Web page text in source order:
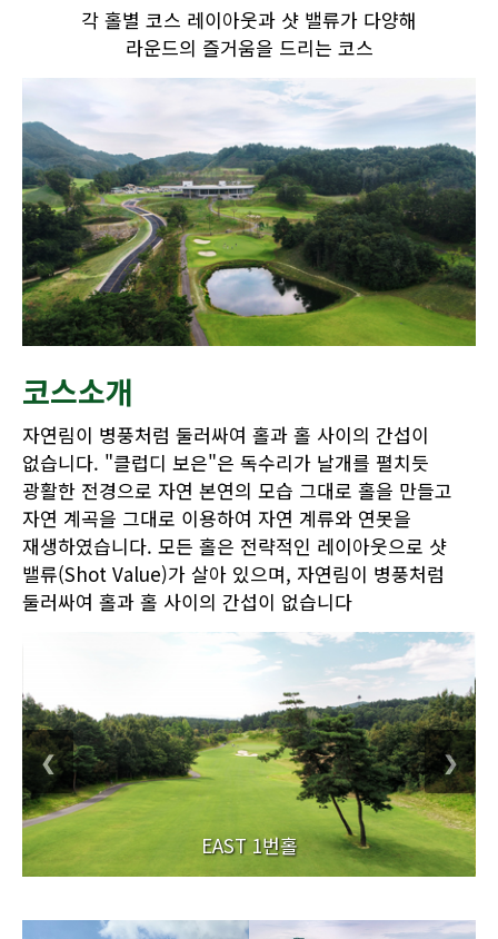
각 홀별 코스 레이아웃과 샷 밸류가 다양해
라운드의 즐거움을 드리는 코스
코스소개
자연림이 병풍처럼 둘러싸여 홀과 홀 사이의 간섭이
없습니다. "클럽디 보은"은 독수리가 날개를 펼치듯
광활한 전경으로 자연 본연의 모습 그대로 홀을 만들고
자연 계곡을 그대로 이용하여 자연 계류와 연못을
재생하였습니다. 모든 홀은 전략적인 레이아웃으로 샷
밸류(Shot Value)가 살아 있으며, 자연림이 병풍처럼
둘러싸여 홀과 홀 사이의 간섭이 없습니다
EAST 1번홀
❮ ❯